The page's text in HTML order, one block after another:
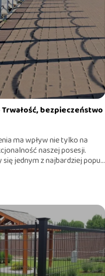
bezpieczeństwo
ma wpływ nie tylko na
naszej posesji.
jednym z najbardziej popu...